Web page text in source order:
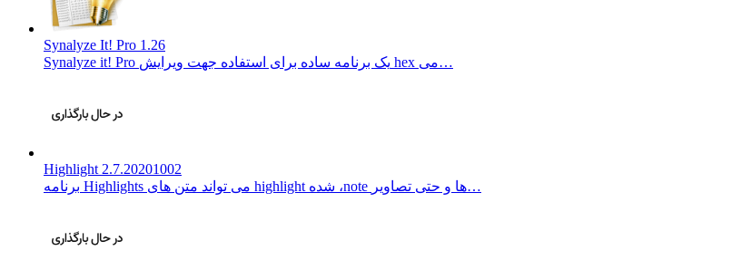
Synalyze It! Pro 1.26
Synalyze it! Pro یک برنامه ساده برای استفاده جهت ویرایش hex می…
Highlight 2.7.20201002
برنامه Highlights می تواند متن های highlight شده ،‌note ها و حتی تصاویر…